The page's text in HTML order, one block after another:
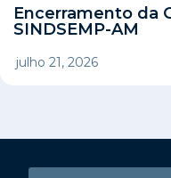
Encerramento da
SINDSEMP-AM
julho 21, 2026